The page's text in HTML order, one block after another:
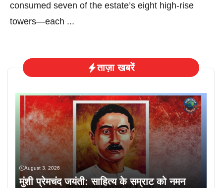
consumed seven of the estate’s eight high-rise
towers—each ...
ताज़ा खबरें
August 3, 2026
मुंशी प्रेमचंद जयंती: साहित्य के सम्राट को नमन